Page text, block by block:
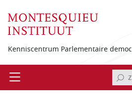
Kenniscentrum Parlementaire
Open